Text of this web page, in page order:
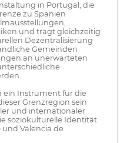
in Portugal, die
zu Spanien
und trägt gleichzeitig
Dezentralisierung
Gemeinden
an unerwarteten
ein Instrument für die
Grenzregion sein
und internationaler
soziokulturelle Identität
Valencia de